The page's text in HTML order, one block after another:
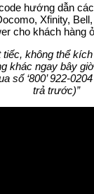
hướng dẫn
Xfinity,
cho khách hàng
tiếc, không thể
khác ngay bây
số ‘800’ 922-
trả trước)”